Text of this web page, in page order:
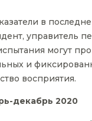
в
управитель
могут
и
восприятия.
декабрь 2020